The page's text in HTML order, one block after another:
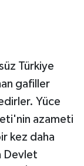
Türkiye
gafiller
Yüce
azameti
kez daha
Devlet